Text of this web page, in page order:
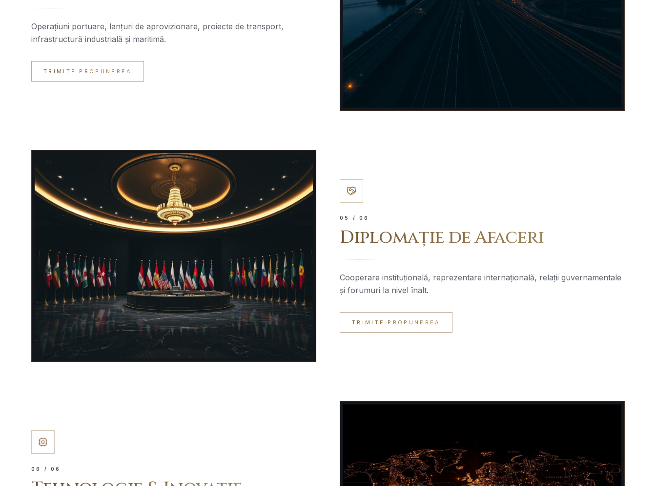
Operațiuni portuare, lanțuri de aprovizionare, proiecte de transport,
infrastructură industrială și maritimă.
TRIMITE PROPUNEREA
0 5 / 06
Diplomație de Afaceri
Cooperare instituțională, reprezentare internațională, relații guvernamentale
și forumuri la nivel înalt.
TRIMITE PROPUNEREA
06 / 06